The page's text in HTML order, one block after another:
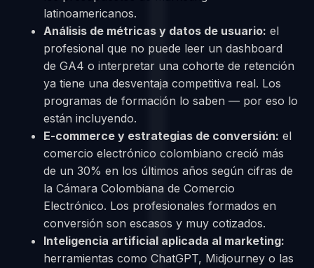
latinoamericanos.
Análisis de métricas y datos de usuario: el
profesional que no puede leer un dashboard
de GA4 o interpretar una cohorte de retención
ya tiene una desventaja competitiva real. Los
programas de formación lo saben — por eso lo
están incluyendo.
E-commerce y estrategias de conversión: el
comercio electrónico colombiano creció más
de un 30% en los últimos años según cifras de
la Cámara Colombiana de Comercio
Electrónico. Los profesionales formados en
conversión son escasos y muy cotizados.
Inteligencia artificial aplicada al marketing:
herramientas como ChatGPT, Midjourney o las